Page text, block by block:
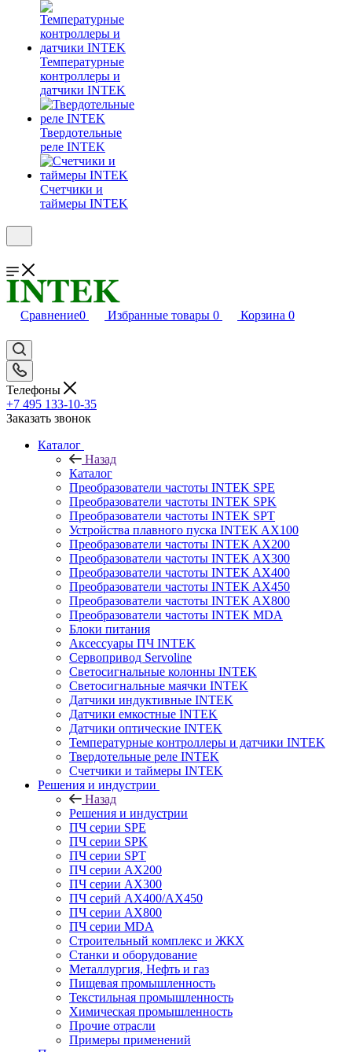
Температурные
контроллеры и
датчики INTEK
Твердотельные
реле INTEK
Счетчики и
таймеры INTEK
Сравнение0 Избранные товары 0 Корзина 0
Телефоны
+7 495 133-10-35
Заказать звонок
Каталог
Назад
Каталог
Преобразователи частоты INTEK SPE
Преобразователи частоты INTEK SPK
Преобразователи частоты INTEK SPT
Устройства плавного пуска INTEK AX100
Преобразователи частоты INTEK AX200
Преобразователи частоты INTEK AX300
Преобразователи частоты INTEK AX400
Преобразователи частоты INTEK AX450
Преобразователи частоты INTEK AX800
Преобразователи частоты INTEK MDA
Блоки питания
Аксессуары ПЧ INTEK
Сервопривод Servoline
Светосигнальные колонны INTEK
Светосигнальные маячки INTEK
Датчики индуктивные INTEK
Датчики емкостные INTEK
Датчики оптические INTEK
Температурные контроллеры и датчики INTEK
Твердотельные реле INTEK
Счетчики и таймеры INTEK
Решения и индустрии
Назад
Решения и индустрии
ПЧ серии SPE
ПЧ серии SPK
ПЧ серии SPT
ПЧ серии AX200
ПЧ серии AX300
ПЧ серий AX400/AX450
ПЧ серии AX800
ПЧ серии MDA
Строительный комплекс и ЖКХ
Станки и оборудование
Металлургия, Нефть и газ
Пищевая промышленность
Текстильная промышленность
Химическая промышленность
Прочие отрасли
Примеры применений